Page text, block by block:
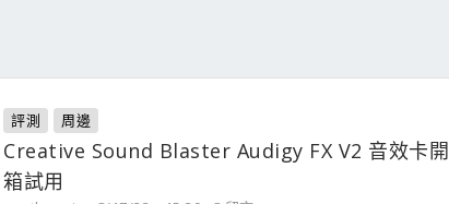
評測 周邊
Creative Sound Blaster Audigy FX V2 音效卡開
箱試用